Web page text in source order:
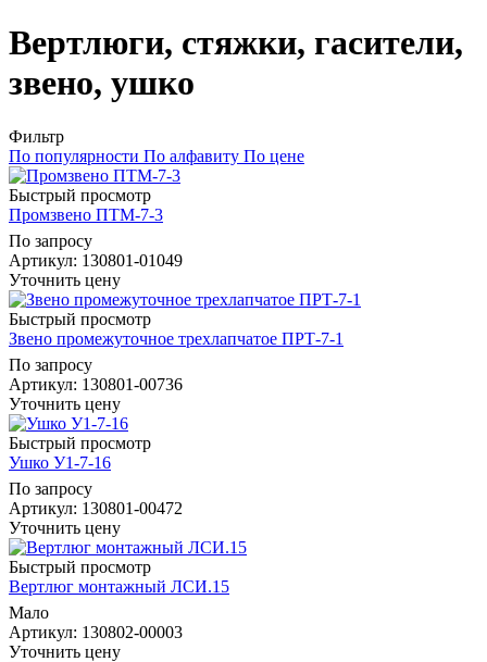
Вертлюги, стяжки, гасители,
звено, ушко
Фильтр
По популярности По алфавиту По цене
Быстрый просмотр
Промзвено ПТМ-7-3
По запросу
Артикул: 130801-01049
Уточнить цену
Быстрый просмотр
Звено промежуточное трехлапчатое ПРТ-7-1
По запросу
Артикул: 130801-00736
Уточнить цену
Быстрый просмотр
Ушко У1-7-16
По запросу
Артикул: 130801-00472
Уточнить цену
Быстрый просмотр
Вертлюг монтажный ЛСИ.15
Мало
Артикул: 130802-00003
Уточнить цену